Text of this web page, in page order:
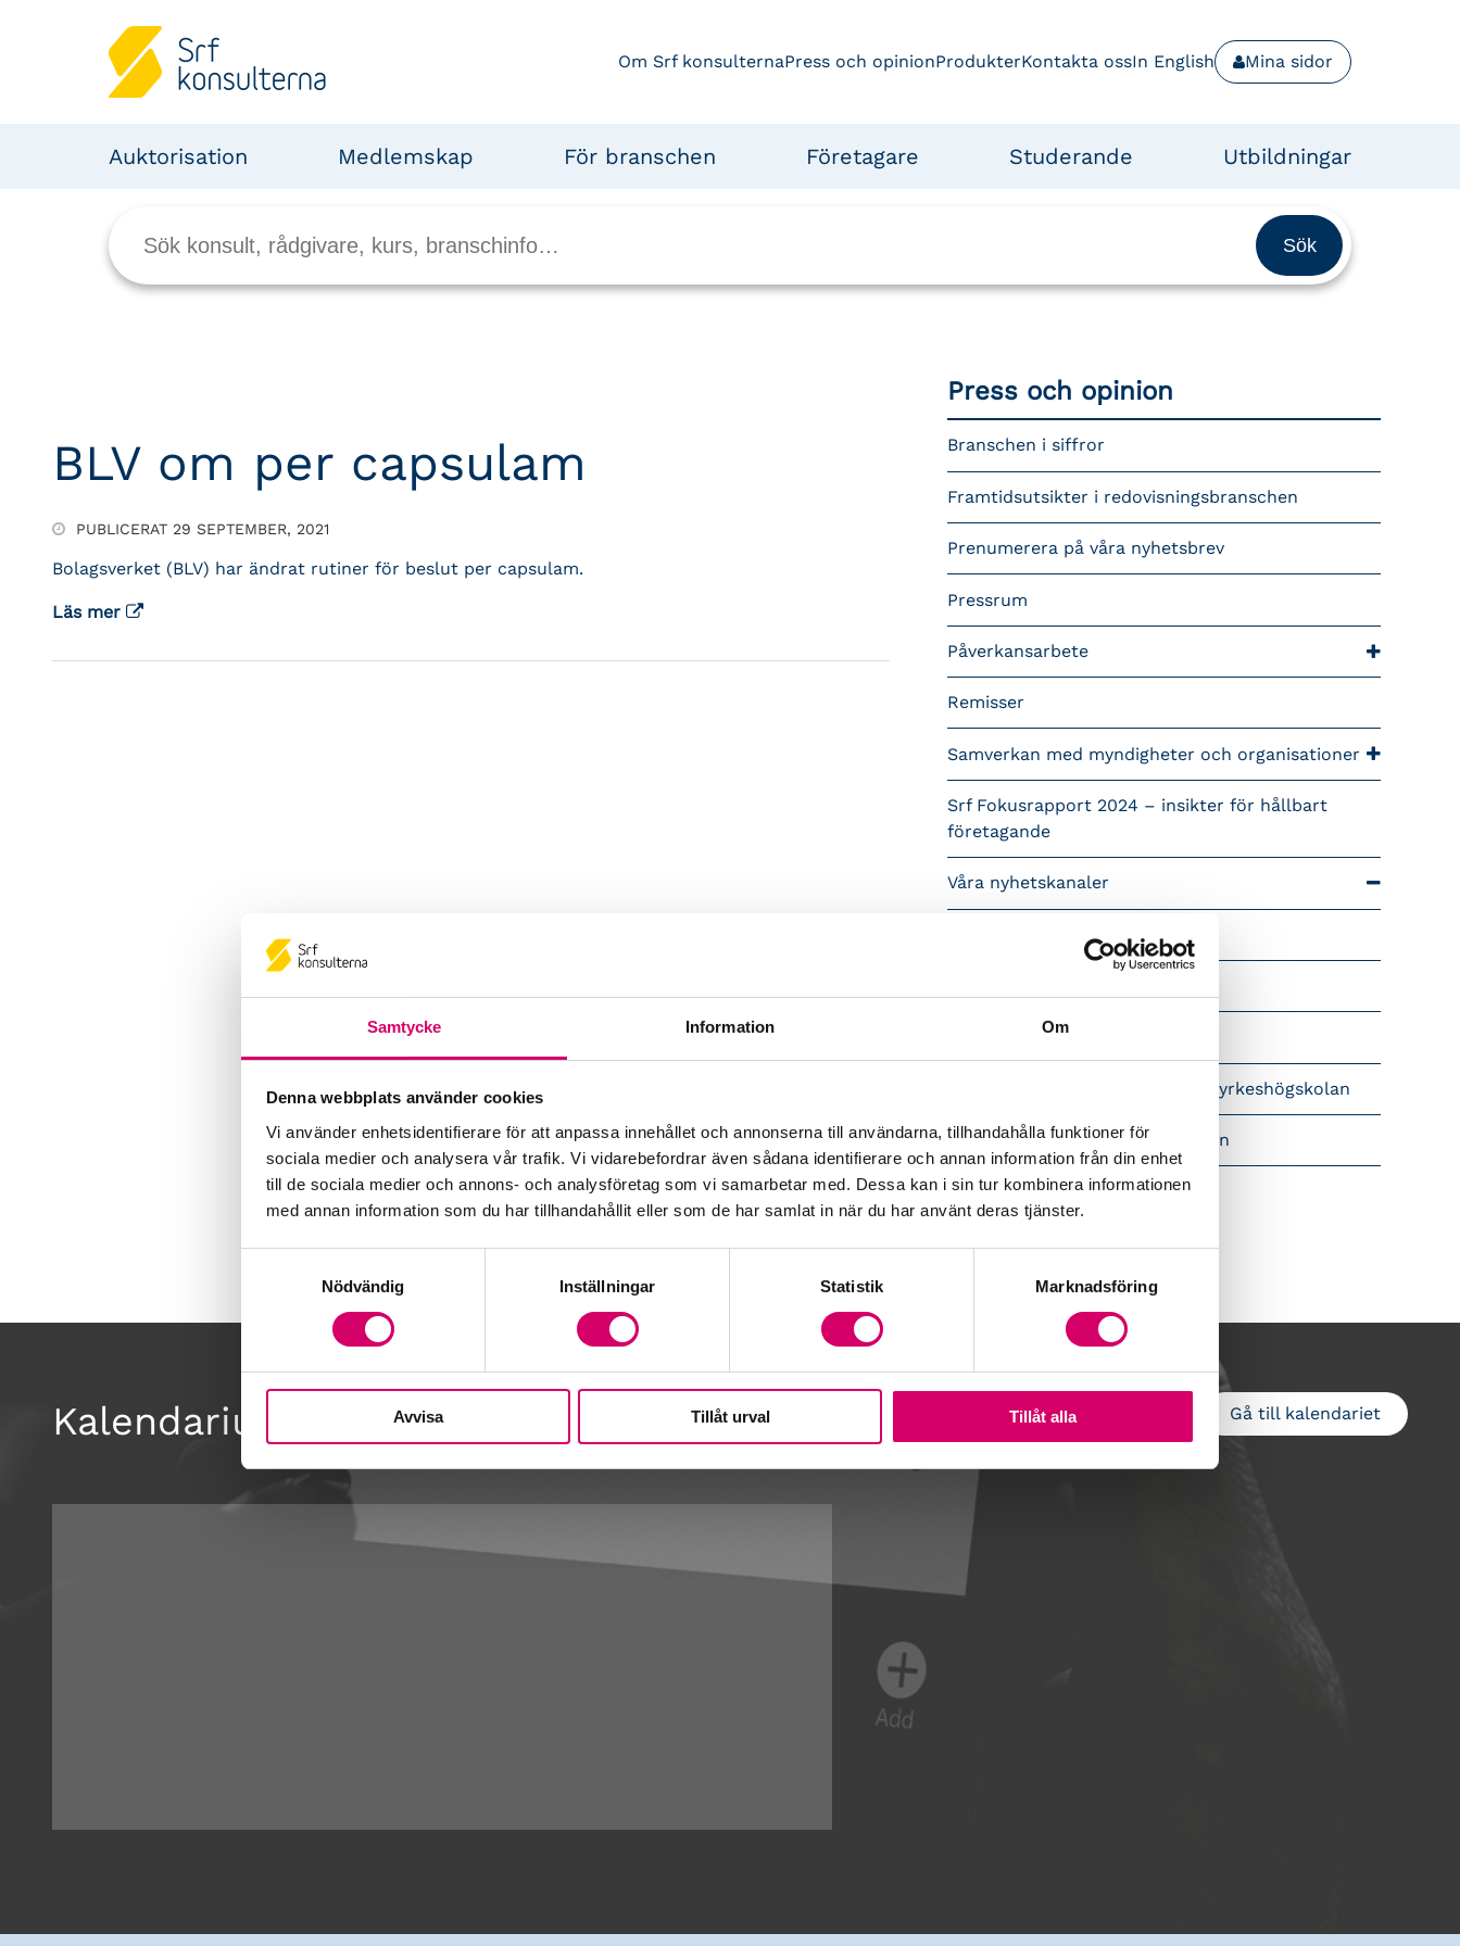
Samtycke Information Om
Denna webbplats använder cookies
Vi använder enhetsidentifierare för att anpassa innehållet och annonserna till användarna, tillhandahålla funktioner för
sociala medier och analysera vår trafik. Vi vidarebefordrar även sådana identifierare och annan information från din enhet
till de sociala medier och annons- och analysföretag som vi samarbetar med. Dessa kan i sin tur kombinera informationen
med annan information som du har tillhandahållit eller som de har samlat in när du har använt deras tjänster.
Nödvändig
Inställningar Statistik Marknadsföring
Avvisa Tillåt urval Tillåt alla
Om Srf konsulternaPress och opinionProdukterKontakta ossIn English Mina sidor
Auktorisation Medlemskap För branschen Företagare Studerande Utbildningar
BLV om per capsulam
PUBLICERAT 29 SEPTEMBER, 2021
Bolagsverket (BLV) har ändrat rutiner för beslut per capsulam.
Läs mer
Press och opinion
Branschen i siffror
Framtidsutsikter i redovisningsbranschen
Prenumerera på våra nyhetsbrev
Pressrum
Påverkansarbete
Remisser
Samverkan med myndigheter och organisationer
Srf Fokusrapport 2024 – insikter för hållbart
företagande
Våra nyhetskanaler
Tidningen Konsulten
Följ oss i sociala medier
Öppet brev till Myndigheten för yrkeshögskolan
Framtidsutsikter i lönebranschen
Kalendarium Gå till kalendariet
Lägg till i kalender